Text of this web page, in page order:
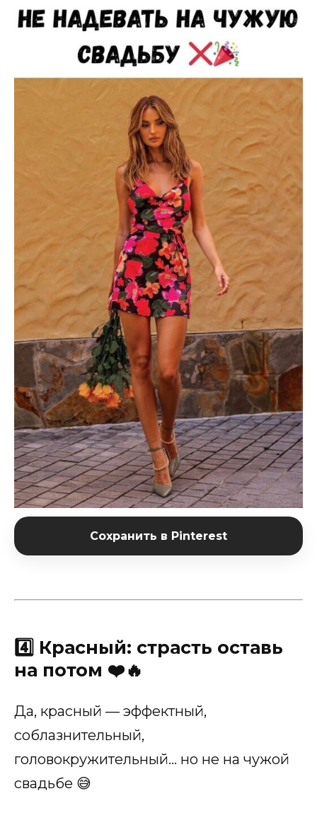
Сохранить в Pinterest
4️⃣ Красный: страсть оставь
на потом ❤️🔥
Да, красный — эффектный,
соблазнительный,
головокружительный… но не на чужой
свадьбе 😅